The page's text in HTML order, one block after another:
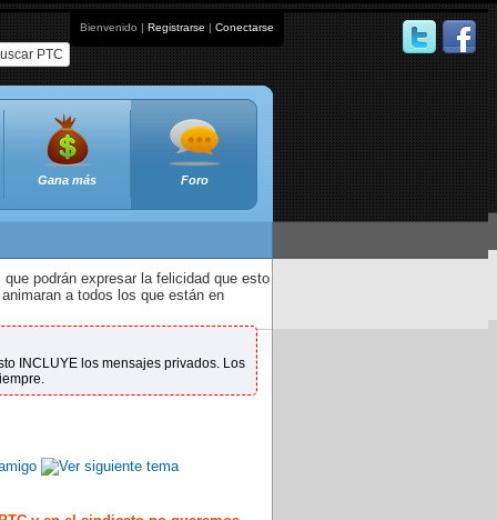
Bienvenido | Registrarse | Conectarse
PTC
Gana más Foro
que podrán expresar la felicidad que esto
a todos los que están en
INCLUYE los mensajes privados. Los